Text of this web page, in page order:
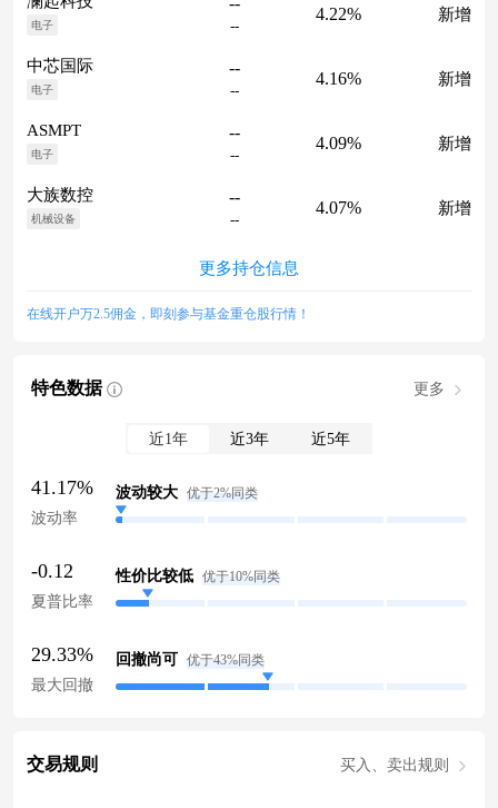
电子 --
4.22% 新增
中芯国际
电子
--
--
4.16% 新增
ASMPT
电子
--
--
4.09% 新增
大族数控
机械设备
--
--
4.07% 新增
更多持仓信息
在线开户万2.5佣金，即刻参与基金重仓股行情！
特色数据 更多
近1年 近3年 近5年
41.17%
波动率
波动较大 优于2%同类
-0.12
夏普比率
性价比较低 优于10%同类
29.33%
最大回撤
回撤尚可 优于43%同类
交易规则 买入、卖出规则